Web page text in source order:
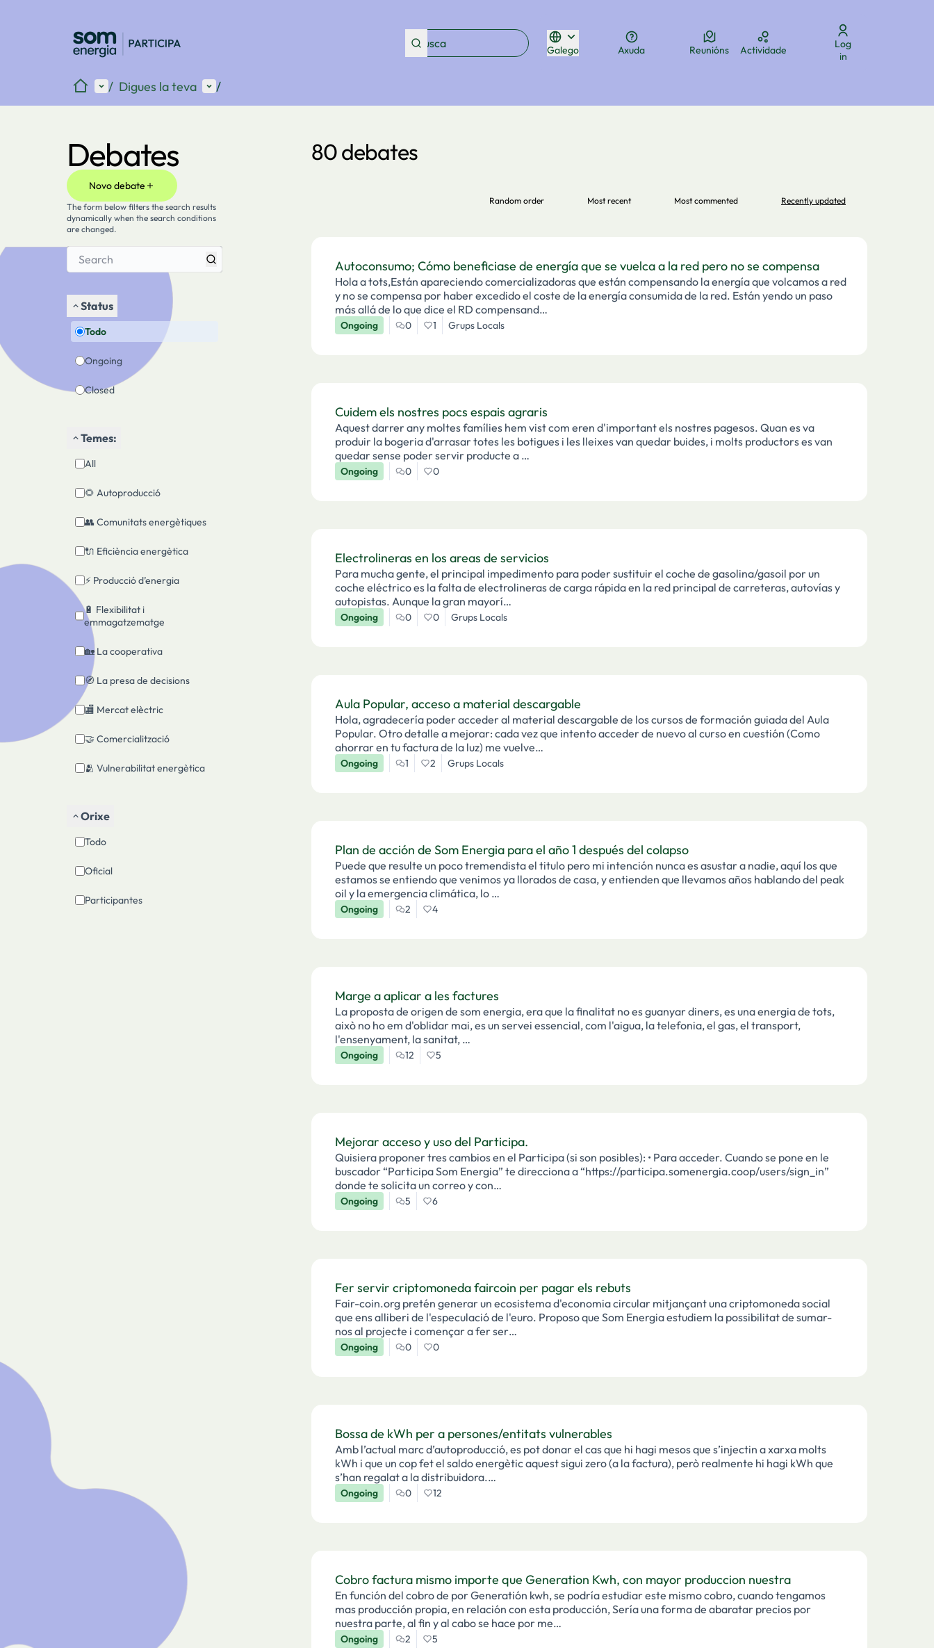
Galego
Triar la llenguaElegir el idiomaAukeratu hizkuntza Choose language
Axuda Reunións Actividade
Log
in
InicioMenú principal
/ Digues la teva Menú de usuario
/
Debates
Novo debate
The form below filters the search results
dynamically when the search conditions
are changed.
Status
Todo
Ongoing
Closed
Temes:
All
🌻 Autoproducció
👥 Comunitats energètiques
🔌 Eficiència energètica
⚡️ Producció d’energia
🔋 Flexibilitat i
emmagatzematge
🏡 La cooperativa
🧭 La presa de decisions
🏬 Mercat elèctric
🤝 Comercialització
🫂 Vulnerabilitat energètica
Orixe
Todo
Oficial
Participantes
80 debates
Random order Most recent Most commented Recently updated
Autoconsumo; Cómo beneficiase de energía que se vuelca a la red pero no se compensa
Hola a tots,Están apareciendo comercializadoras que están compensando la energía que volcamos a red
y no se compensa por haber excedido el coste de la energía consumida de la red. Están yendo un paso
más allá de lo que dice el RD compensand…
Ongoing 0 1 Grups Locals
Cuidem els nostres pocs espais agraris
Aquest darrer any moltes famílies hem vist com eren d'important els nostres pagesos. Quan es va
produir la bogeria d'arrasar totes les botigues i les lleixes van quedar buides, i molts productors es van
quedar sense poder servir producte a …
Ongoing 0 0
Electrolineras en los areas de servicios
Para mucha gente, el principal impedimento para poder sustituir el coche de gasolina/gasoil por un
coche eléctrico es la falta de electrolineras de carga rápida en la red principal de carreteras, autovías y
autopistas. Aunque la gran mayorí…
Ongoing 0 0 Grups Locals
Aula Popular, acceso a material descargable
Hola, agradecería poder acceder al material descargable de los cursos de formación guiada del Aula
Popular. Otro detalle a mejorar: cada vez que intento acceder de nuevo al curso en cuestión (Como
ahorrar en tu factura de la luz) me vuelve…
Ongoing 1 2 Grups Locals
Plan de acción de Som Energia para el año 1 después del colapso
Puede que resulte un poco tremendista el titulo pero mi intención nunca es asustar a nadie, aquí los que
estamos se entiendo que venimos ya llorados de casa, y entienden que llevamos años hablando del peak
oil y la emergencia climática, lo …
Ongoing 2 4
Marge a aplicar a les factures
La proposta de origen de som energia, era que la finalitat no es guanyar diners, es una energia de tots,
això no ho em d'oblidar mai, es un servei essencial, com l'aigua, la telefonia, el gas, el transport,
l'ensenyament, la sanitat, …
Ongoing 12 5
Mejorar acceso y uso del Participa.
Quisiera proponer tres cambios en el Participa (si son posibles): • Para acceder. Cuando se pone en le
buscador “Participa Som Energia” te direcciona a “https://participa.somenergia.coop/users/sign_in”
donde te solicita un correo y con…
Ongoing 5 6
Fer servir criptomoneda faircoin per pagar els rebuts
Fair-coin.org pretén generar un ecosistema d'economia circular mitjançant una criptomoneda social
que ens alliberi de l'especulació de l'euro. Proposo que Som Energia estudiem la possibilitat de sumar-
nos al projecte i començar a fer ser…
Ongoing 0 0
Bossa de kWh per a persones/entitats vulnerables
Amb l’actual marc d’autoproducció, es pot donar el cas que hi hagi mesos que s’injectin a xarxa molts
kWh i que un cop fet el saldo energètic aquest sigui zero (a la factura), però realmente hi hagi kWh que
s’han regalat a la distribuidora.…
Ongoing 0 12
Cobro factura mismo importe que Generation Kwh, con mayor produccion nuestra
En función del cobro de por Generatión kwh, se podría estudiar este mismo cobro, cuando tengamos
mas producción propia, en relación con esta producción, Sería una forma de abaratar precios por
nuestra parte, al fin y al cabo se hace por me…
Ongoing 2 5